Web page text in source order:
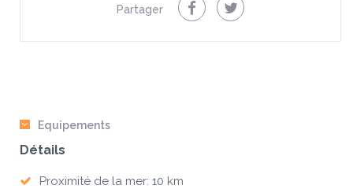
Partager
Equipements
Détails
Proximité de la mer: 10 km